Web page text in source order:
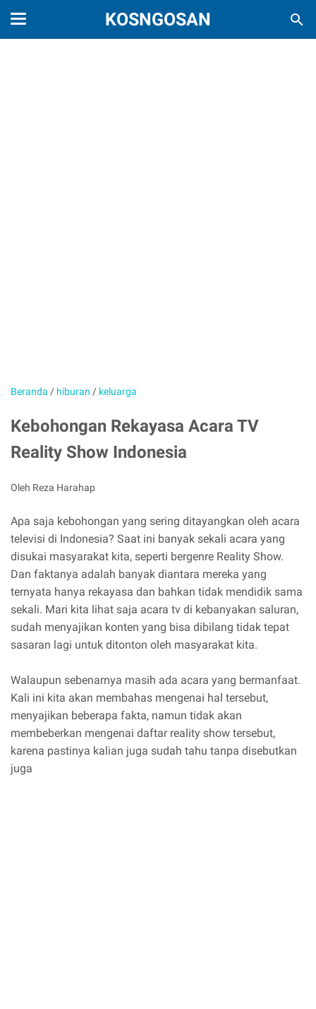
KOSNGOSAN
Beranda / hiburan / keluarga
Kebohongan Rekayasa Acara TV
Reality Show Indonesia
Oleh Reza Harahap
Apa saja kebohongan yang sering ditayangkan oleh acara
televisi di Indonesia? Saat ini banyak sekali acara yang
disukai masyarakat kita, seperti bergenre Reality Show.
Dan faktanya adalah banyak diantara mereka yang
ternyata hanya rekayasa dan bahkan tidak mendidik sama
sekali. Mari kita lihat saja acara tv di kebanyakan saluran,
sudah menyajikan konten yang bisa dibilang tidak tepat
sasaran lagi untuk ditonton oleh masyarakat kita.
Walaupun sebenarnya masih ada acara yang bermanfaat.
Kali ini kita akan membahas mengenai hal tersebut,
menyajikan beberapa fakta, namun tidak akan
membeberkan mengenai daftar reality show tersebut,
karena pastinya kalian juga sudah tahu tanpa disebutkan
juga